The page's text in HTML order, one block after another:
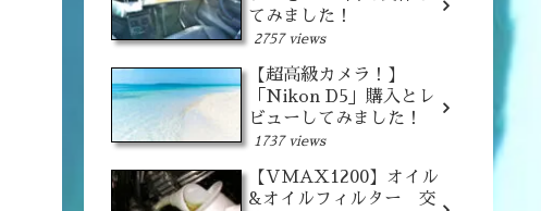
てみました！
2757 views
【超高級カメラ！】
「Nikon D5」購入とレ
ビューしてみました！
1737 views
【VMAX1200】オイル
&オイルフィルター 交